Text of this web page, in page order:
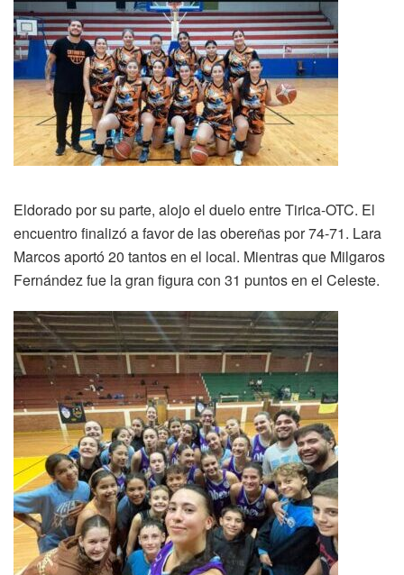
Eldorado por su parte, alojo el duelo entre Tirica-OTC. El
encuentro finalizó a favor de las obereñas por 74-71. Lara
Marcos aportó 20 tantos en el local. Mientras que Milgaros
Fernández fue la gran figura con 31 puntos en el Celeste.